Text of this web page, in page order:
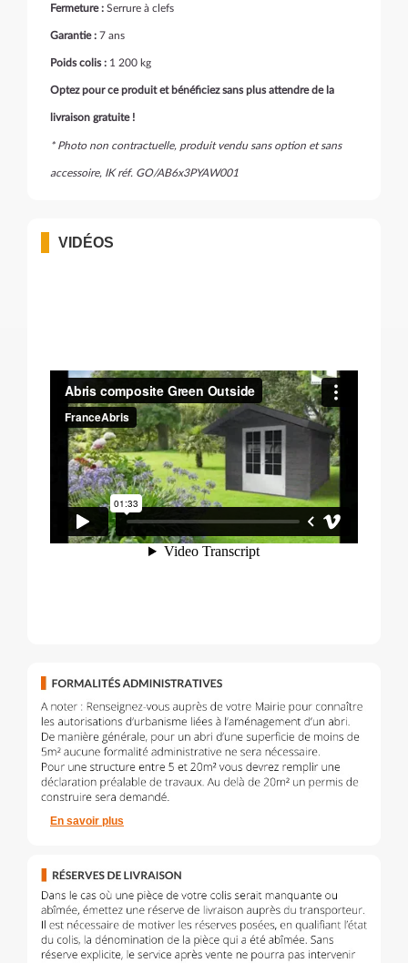
Fermeture : Serrure à clefs
Garantie : 7 ans
Poids colis : 1 200 kg
Optez pour ce produit et bénéficiez sans plus attendre de la
livraison gratuite !
* Photo non contractuelle, produit vendu sans option et sans
accessoire, IK réf. GO/AB6x3PYAW001
VIDÉOS
En savoir plus